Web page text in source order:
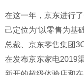
在这一年，京东进行
己定位为“以零售为基
总裁、京东零售集团
在发布京东家电2019